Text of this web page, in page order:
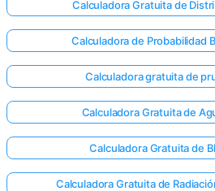
Calculadora Gratuita de
Calculadora de Probabilidad
Calculadora gratuita de
Calculadora Gratuita de
Calculadora Gratuita de
Calculadora Gratuita de